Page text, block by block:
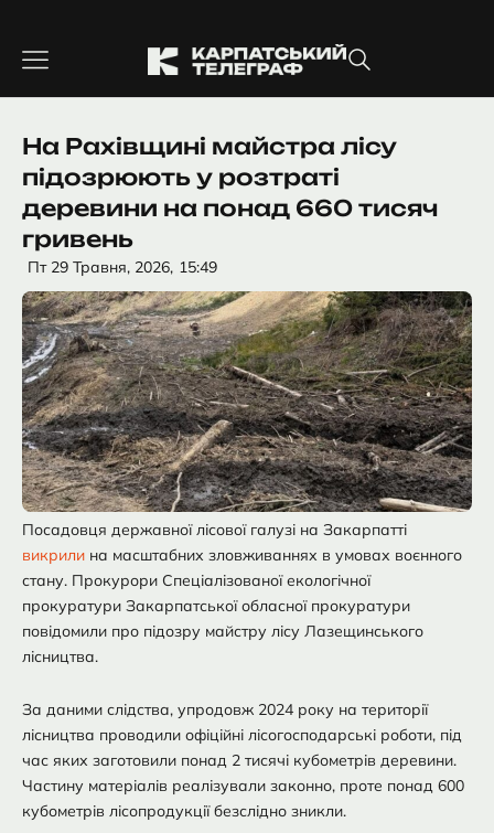
вмісту
На Рахівщині майстра лісу
підозрюють у розтраті
деревини на понад 660 тисяч
гривень
Пт 29 Травня, 2026, 15:49
Посадовця державної лісової галузі на Закарпатті
викрили на масштабних зловживаннях в умовах воєнного
стану. Прокурори Спеціалізованої екологічної
прокуратури Закарпатської обласної прокуратури
повідомили про підозру майстру лісу Лазещинського
лісництва.
За даними слідства, упродовж 2024 року на території
лісництва проводили офіційні лісогосподарські роботи, під
час яких заготовили понад 2 тисячі кубометрів деревини.
Частину матеріалів реалізували законно, проте понад 600
кубометрів лісопродукції безслідно зникли.